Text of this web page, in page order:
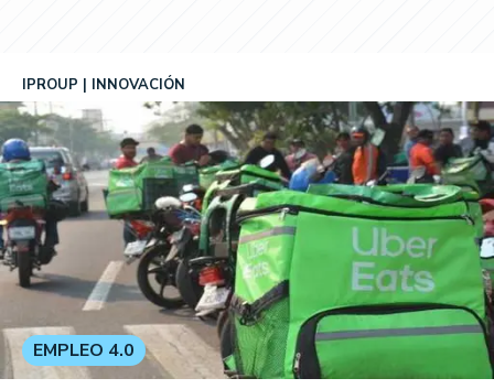
IPROUP INNOVACIÓN
EMPLEO 4.0